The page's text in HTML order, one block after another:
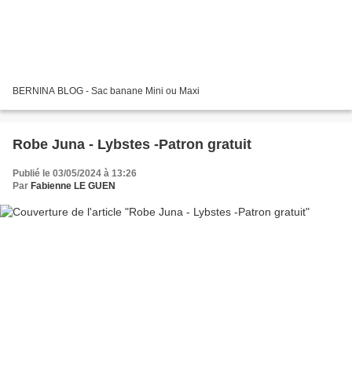
BERNINA BLOG - Sac banane Mini ou Maxi
Robe Juna - Lybstes -Patron gratuit
Publié le 03/05/2024 à 13:26
Par Fabienne LE GUEN